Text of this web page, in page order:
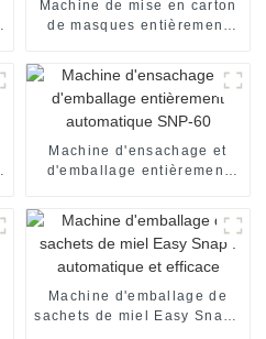
Machine de mise en carton
de masques entièrement
Machine d'ensachage et
d'emballage entièrement
Machine d'emballage de
sachets de miel Easy Snap :